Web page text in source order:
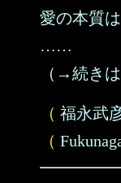
愛の本質
……
（→続き
（ 福永武
（